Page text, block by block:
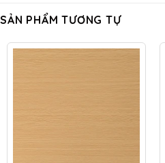
SẢN PHẨM TƯƠNG TỰ